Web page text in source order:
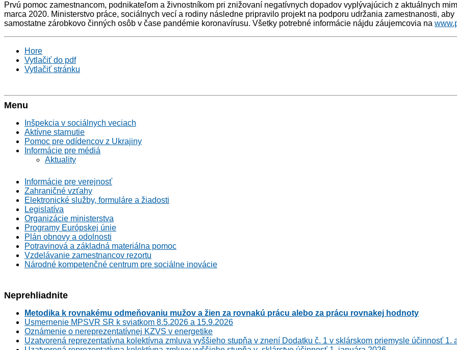
Prvú pomoc zamestnancom, podnikateľom a živnostníkom pri znižovaní negatívnych dopadov vyplývajúcich z aktuálnych
marca 2020. Ministerstvo práce, sociálnych vecí a rodiny následne pripravilo projekt na podporu udržania zamestnanosti,
samostatne zárobkovo činných osôb v čase pandémie koronavírusu. Všetky potrebné informácie nájdu záujemcovia na
Hore
Vytlačiť do pdf
Vytlačiť stránku
Menu
Inšpekcia v sociálnych veciach
Aktívne starnutie
Pomoc pre odídencov z Ukrajiny
Informácie pre médiá
Aktuality
Informácie pre verejnosť
Zahraničné vzťahy
Elektronické služby, formuláre a žiadosti
Legislatíva
Organizácie ministerstva
Programy Európskej únie
Plán obnovy a odolnosti
Potravinová a základná materiálna pomoc
Vzdelávanie zamestnancov rezortu
Národné kompetenčné centrum pre sociálne inovácie
Neprehliadnite
Metodika k rovnakému odmeňovaniu mužov a žien za rovnakú prácu alebo za prácu rovnakej hodnoty
Usmernenie MPSVR SR k sviatkom 8.5.2026 a 15.9.2026
Oznámenie o nereprezentatívnej KZVS v energetike
Uzatvorená reprezentatívna kolektívna zmluva vyššieho stupňa v znení Dodatku č. 1 v sklárskom priemysle účinnosť 1.